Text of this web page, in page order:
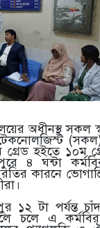
অধীনস্থ সকল
টেকনোলজিস্ট
গ্রেড হইতে ১০ম
৪ ঘন্টা
কারনে
১২ টা পর্যন্ত
চলে এ